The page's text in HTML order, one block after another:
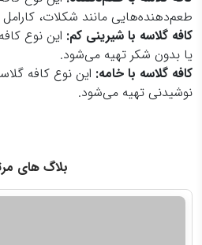
طعم‌دهنده‌هایی مانند شکلات،
کافه گلاسه با شیرینی کم: این نوع
یا بدون شکر تهیه می‌شود.
کافه گلاسه با خامه: این نوع کافه
نوشیدنی تهیه می‌شود.
بلاگ های